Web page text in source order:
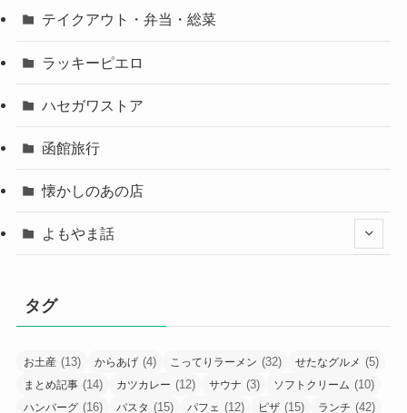
テイクアウト・弁当・総菜
ラッキーピエロ
ハセガワストア
函館旅行
懐かしのあの店
よもやま話
タグ
お土産 (13) からあげ (4) こってりラーメン (32) せたなグルメ (5)
まとめ記事 (14) カツカレー (12) サウナ (3) ソフトクリーム (10)
ハンバーグ (16) パスタ (15) パフェ (12) ピザ (15) ランチ (42)